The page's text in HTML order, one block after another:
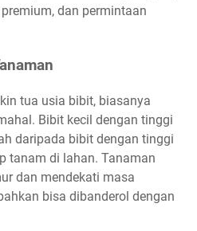
dan permintaan
tua usia bibit, biasanya
Bibit kecil dengan tinggi
daripada bibit dengan tinggi
tanam di lahan. Tanaman
dan mendekati masa
bisa dibanderol dengan